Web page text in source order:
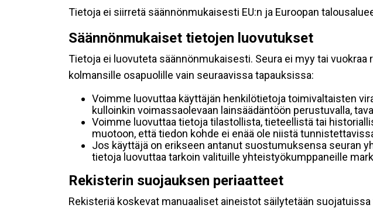
Tietoja ei siirretä säännönmukaisesti EU:n ja Euroopan
Säännönmukaiset tietojen luovutukset
Tietoja ei luovuteta säännönmukaisesti. Seura ei myy tai
kolmansille osapuolille vain seuraavissa tapauksissa:
Voimme luovuttaa käyttäjän henkilötietoja toimivaltaisten
kulloinkin voimassaolevaan lainsäädäntöön perustuvalla,
Voimme luovuttaa tietoja tilastollista, tieteellistä tai
muotoon, että tiedon kohde ei enää ole niistä
Jos käyttäjä on erikseen antanut suostumuksensa seuran
tietoja luovuttaa tarkoin valituille yhteistyökumppaneille
Rekisterin suojauksen periaatteet
Rekisteriä koskevat manuaaliset aineistot säilytetään